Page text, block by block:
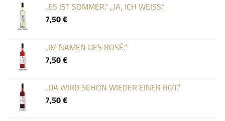
„ES IST SOMMER.“ „JA, ICH WEISS.“
7,50€
„IM NAMEN DES ROSÉ.“
7,50€
„DA WIRD SCHON WIEDER EINER ROT.“
7,50€